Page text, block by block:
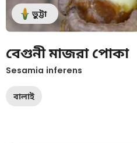
ভুট্টা
বেগুনী মাজরা পোকা
Sesamia inferens
বালাই